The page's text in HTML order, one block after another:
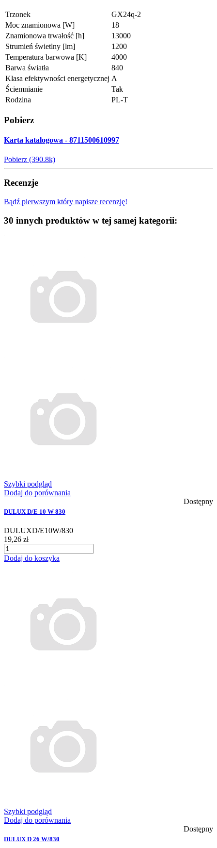
Trzonek
GX24q-2
Moc znamionowa [W]
18
Znamionowa trwałość [h]
13000
Strumień świetlny [lm]
1200
Temperatura barwowa [K]
4000
Barwa światła
840
Klasa efektywności energetycznej A
Ściemnianie
Tak
Rodzina
PL-T
Pobierz
Karta katalogowa - 8711500610997
Pobierz (390.8k)
Recenzje
Bądź pierwszym który napisze recenzję!
30 innych produktów w tej samej kategorii:
Szybki podgląd
Dodaj do porównania
Dostępny
DULUX D/E 10 W 830
DULUXD/E10W/830
19,26 zł
Dodaj do koszyka
Szybki podgląd
Dodaj do porównania
Dostępny
DULUX D 26 W/830